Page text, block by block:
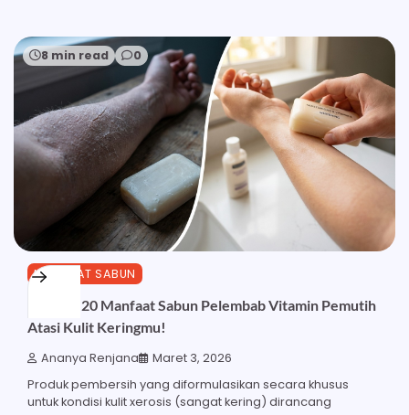
8 min read 0
MANFAAT SABUN
Ketahui 20 Manfaat Sabun Pelembab Vitamin Pemutih
Atasi Kulit Keringmu!
Ananya Renjana Maret 3, 2026
Produk pembersih yang diformulasikan secara khusus
untuk kondisi kulit xerosis (sangat kering) dirancang